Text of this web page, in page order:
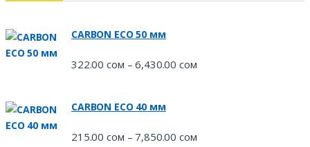
CARBON ECO 50 мм
322.00сом – 6,430.00 сомДиапазон
CARBON ECO 40 мм
215.00сом – 7,850.00 сомДиапазон